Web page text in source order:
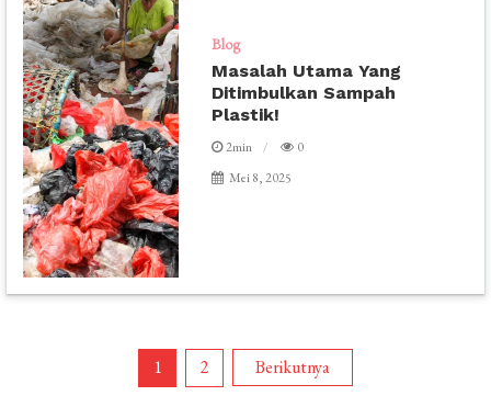
Blog
Masalah Utama Yang
Ditimbulkan Sampah
Plastik!
2min
0
Mei 8, 2025
1 2 Berikutnya